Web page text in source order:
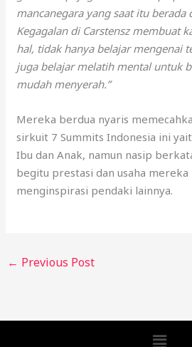
mancanegara yang saat itu berada
Kegagalan di Carstensz membuat
hal, tidak hanya belajar mengenai
juga belajar melatih mental untuk
mudah menyerah.”
Mereka berdua nyaris
sirkuit 7 Summits Indonesia ini
Ibu dan Anak, namun nasip
begitu prestasi dan usaha
menginspirasi pendaki lainnya.
← Previous Post
Menu